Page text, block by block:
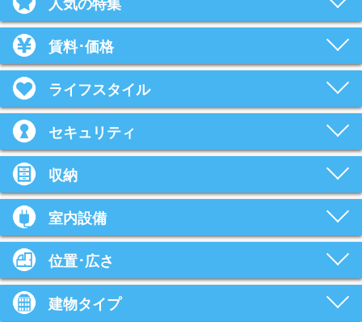
人気の特集
賃料･価格
ライフスタイル
セキュリティ
収納
室内設備
位置･広さ
建物タイプ